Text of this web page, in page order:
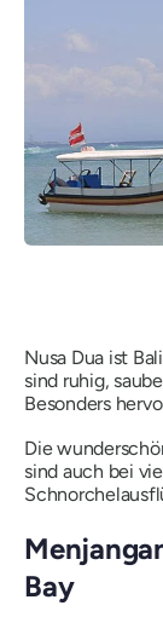
Nusa Dua ist
sind ruhig,
Besonders
Die
sind auch bei
Bay